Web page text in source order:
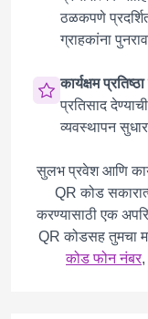
ठळकपणे
ग्राहकांना
कार्यक्षम
प्रतिसाद
व्यवस्थापन
सुलभ प्रवेश आणि
QR कोड
करण्यासाठी एक
QR कोडसह तुमचा
कोड फोन नंबर